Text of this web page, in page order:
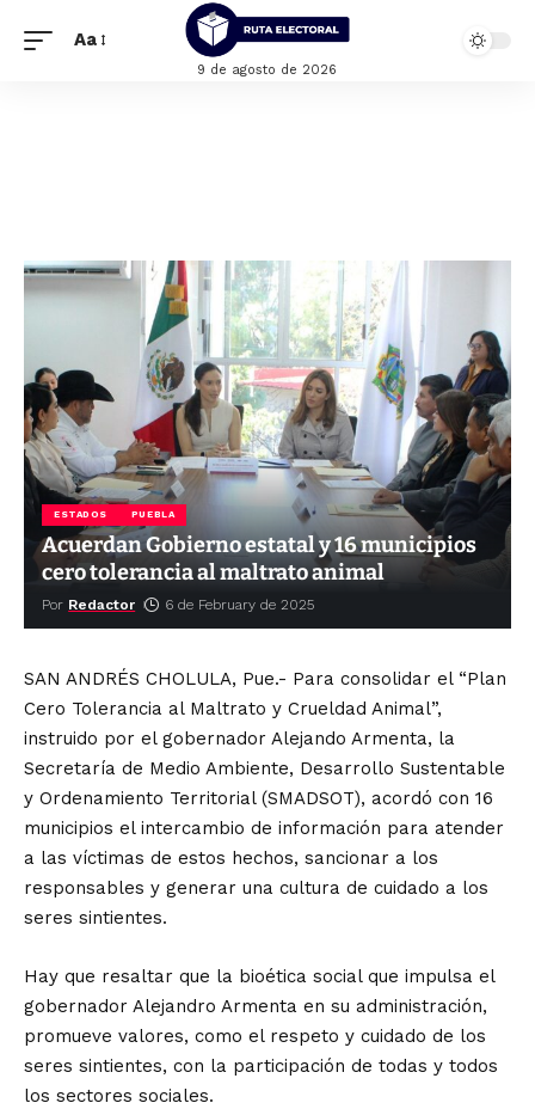
Aa
9 de agosto de 2026
ESTADOS PUEBLA
Acuerdan Gobierno estatal y 16 municipios
cero tolerancia al maltrato animal
Por Redactor 6 de February de 2025
SAN ANDRÉS CHOLULA, Pue.- Para consolidar el “Plan
Cero Tolerancia al Maltrato y Crueldad Animal”,
instruido por el gobernador Alejando Armenta, la
Secretaría de Medio Ambiente, Desarrollo Sustentable
y Ordenamiento Territorial (SMADSOT), acordó con 16
municipios el intercambio de información para atender
a las víctimas de estos hechos, sancionar a los
responsables y generar una cultura de cuidado a los
seres sintientes.
Hay que resaltar que la bioética social que impulsa el
gobernador Alejandro Armenta en su administración,
promueve valores, como el respeto y cuidado de los
seres sintientes, con la participación de todas y todos
los sectores sociales.